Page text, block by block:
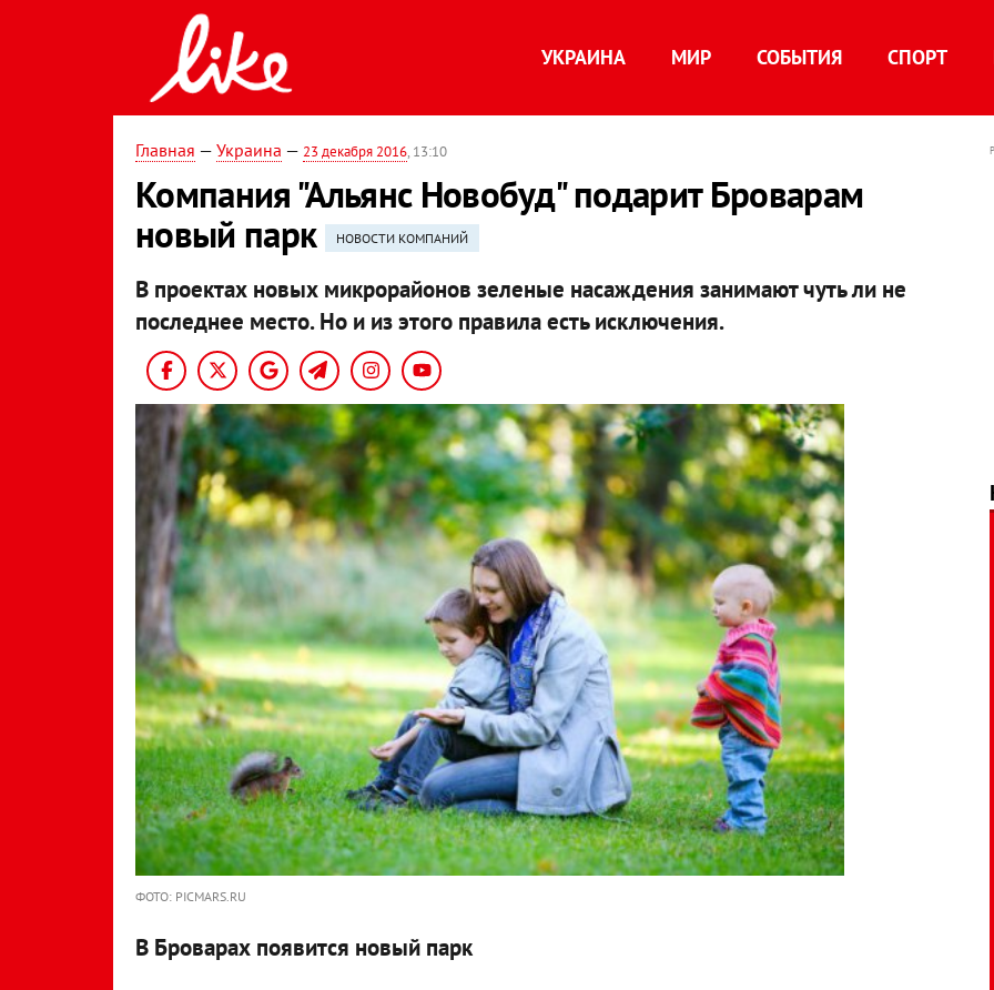
УКРАИНА МИР СОБЫТИЯ СПОРТ
Главная — Украина — 23 декабря 2016, 13:10
Компания "Альянс Новобуд" подарит Броварам
новый парк
НОВОСТИ КОМПАНИЙ
В проектах новых микрорайонов зеленые насаждения занимают чуть ли не
последнее место. Но и из этого правила есть исключения.
ФОТО: PICMARS.RU
В Броварах появится новый парк